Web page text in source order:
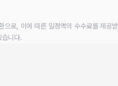
로, 이에 따른 일정액의 수수료를 제공받
습니다.